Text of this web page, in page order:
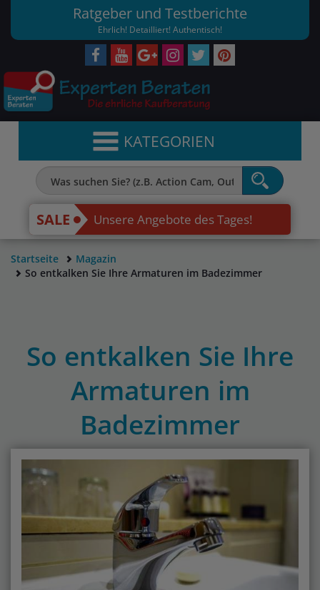
Ratgeber und Testberichte
Ehrlich! Detailliert! Authentisch!
KATEGORIEN
SALE Unsere Angebote des Tages!
Startseite
Magazin
So entkalken Sie Ihre Armaturen im Badezimmer
So entkalken Sie Ihre
Armaturen im
Badezimmer